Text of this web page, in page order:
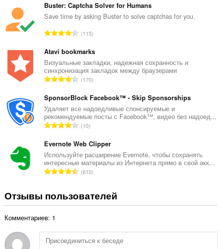
е
г
о
е
н
о
к
:
Buster: Captcha Solver for Humans
Save time by asking Buster to solve captchas for you.
В
е
г
о
о
е
н
о
к
:
115
Atavi bookmarks
Визуальные закладки, надежная сохранность и
синхронизация закладок между браузерами
В
е
г
о
о
е
н
о
к
170
SponsorBlock Facebook™ - Skip Sponsorships
Удаляет все надоедливые спонсируемые и
рекомендуемые посты с Facebook™, видео без надоед...
В
е
г
о
о
е
н
:
10
Evernote Web Clipper
Используйте расширение Evernote, чтобы сохранять
интересные материалы из Интернета прямо в свой акк...
В
г
ц
е
610
Отзывы пользователей
Комментариев: 1